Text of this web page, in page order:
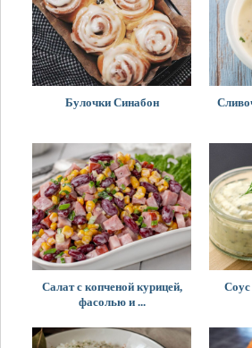
Булочки Синабон
Салат с копченой курицей,
фасолью и ...
Соус